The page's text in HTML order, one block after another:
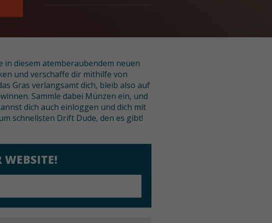
in diesem atemberaubendem neuen
und verschaffe dir mithilfe von
Gras verlangsamt dich, bleib also auf
Sammle dabei Münzen ein, und
dich auch einloggen und dich mit
schnellsten Drift Dude, den es gibt!
WEBSITE!